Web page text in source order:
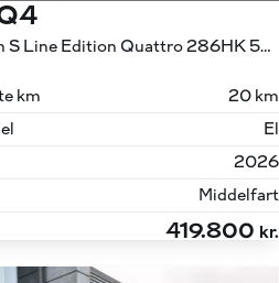
45 E-tron S Line Edition Quattro 286HK 5d Aut.
km
20 km
El
2026
Middelfart
419.800 kr.